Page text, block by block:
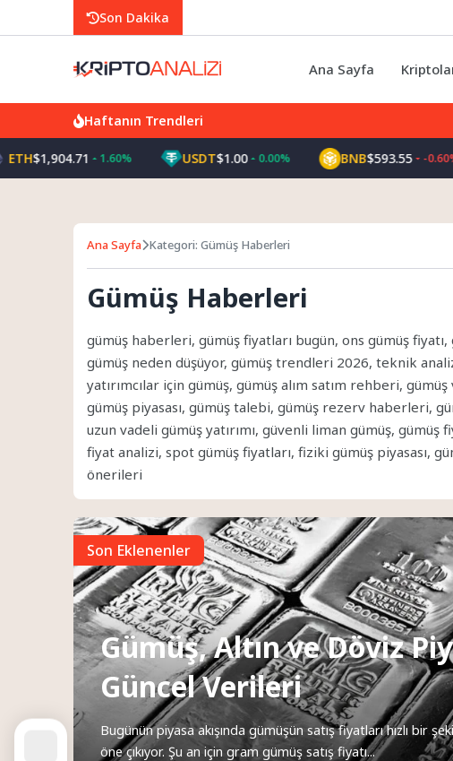
Son Dakika
Ana Sayfa
Haftanın Trendleri
$1,904.71 1.60% USDT$1.00 0.00% BNB$593.55 -0.60%
Ana Sayfa Kategori: Gümüş Haberleri
Gümüş Haberleri
gümüş haberleri, gümüş fiyatları bugün, ons gümüş
gümüş neden düşüyor, gümüş trendleri 2026, teknik
yatırımcılar için gümüş, gümüş alım satım rehberi,
gümüş piyasası, gümüş talebi, gümüş rezerv haberleri,
uzun vadeli gümüş yatırımı, güvenli liman gümüş,
fiyat analizi, spot gümüş fiyatları, fiziki gümüş piyasası,
önerileri
Son Eklenenler
Gümüş, Altın ve Döviz
Güncel Verileri
Bugünün piyasa akışında gümüşün satış fiyatları hızlı bir
öne çıkıyor. Şu an için gram gümüş satış fiyatı...